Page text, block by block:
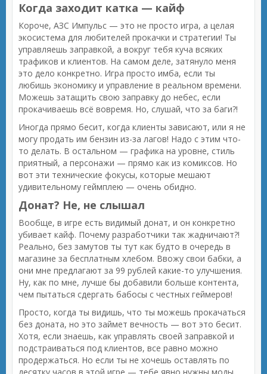
Когда заходит катка — кайф
Короче, АЗС Импульс — это не просто игра, а целая
экосистема для любителей прокачки и стратегии! Ты
управляешь заправкой, а вокруг тебя куча всяких
трафиков и клиентов. На самом деле, затянуло меня
это дело конкретно. Игра просто имба, если ты
любишь экономику и управление в реальном времени.
Можешь затащить свою заправку до небес, если
прокачиваешь всё вовремя. Но, слушай, что за баги?!
Иногда прямо бесит, когда клиенты зависают, или я не
могу продать им бензин из-за лагов! Надо с этим что-
то делать. В остальном — графика на уровне, стиль
приятный, а персонажи — прямо как из комиксов. Но
вот эти технические фокусы, которые мешают
удивительному геймплею — очень обидно.
Донат? Не, не слышал
Вообще, в игре есть видимый донат, и он конкретно
убивает кайф. Почему разработчики так жадничают?!
Реально, без замутов ты тут как будто в очередь в
магазине за бесплатным хлебом. Ввожу свои бабки, а
они мне предлагают за 99 рублей какие-то улучшения.
Ну, как по мне, лучше бы добавили больше контента,
чем пытаться сдергать бабосы с честных геймеров!
Просто, когда ты видишь, что ты можешь прокачаться
без доната, но это займет вечность — вот это бесит.
Хотя, если знаешь, как управлять своей заправкой и
подстраиваться под клиентов, все равно можно
продержаться. Но если ты не хочешь оставлять по